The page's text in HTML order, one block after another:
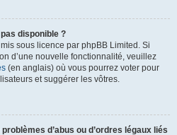
disponible ?
sous licence par phpBB Limited. Si
d’une nouvelle fonctionnalité, veuillez
(en anglais) où vous pourrez voter pour
et suggérer les vôtres.
d’abus ou d’ordres légaux liés